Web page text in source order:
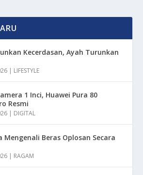
Kecerdasan, Ayah Turunkan
| LIFESTYLE
1 Inci, Huawei Pura 80
Resmi
| DIGITAL
Mengenali Beras Oplosan Secara
| RAGAM